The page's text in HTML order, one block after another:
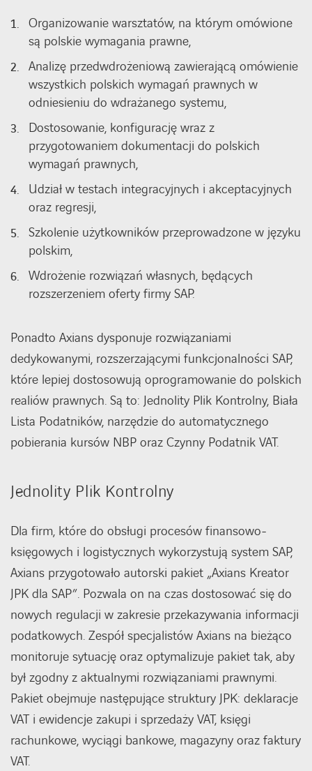
Organizowanie warsztatów, na którym omówione
są polskie wymagania prawne,
Analizę przedwdrożeniową zawierającą omówienie
wszystkich polskich wymagań prawnych w
odniesieniu do wdrażanego systemu,
Dostosowanie, konfigurację wraz z
przygotowaniem dokumentacji do polskich
wymagań prawnych,
Udział w testach integracyjnych i akceptacyjnych
oraz regresji,
Szkolenie użytkowników przeprowadzone w języku
polskim,
Wdrożenie rozwiązań własnych, będących
rozszerzeniem oferty firmy SAP.
Ponadto Axians dysponuje rozwiązaniami
dedykowanymi, rozszerzającymi funkcjonalności SAP,
które lepiej dostosowują oprogramowanie do polskich
realiów prawnych. Są to: Jednolity Plik Kontrolny, Biała
Lista Podatników, narzędzie do automatycznego
pobierania kursów NBP oraz Czynny Podatnik VAT.
Jednolity Plik Kontrolny
Dla firm, które do obsługi procesów finansowo-
księgowych i logistycznych wykorzystują system SAP,
Axians przygotowało autorski pakiet „Axians Kreator
JPK dla SAP”. Pozwala on na czas dostosować się do
nowych regulacji w zakresie przekazywania informacji
podatkowych. Zespół specjalistów Axians na bieżąco
monitoruje sytuację oraz optymalizuje pakiet tak, aby
był zgodny z aktualnymi rozwiązaniami prawnymi.
Pakiet obejmuje następujące struktury JPK: deklaracje
VAT i ewidencje zakupi i sprzedaży VAT, księgi
rachunkowe, wyciągi bankowe, magazyny oraz faktury
VAT.